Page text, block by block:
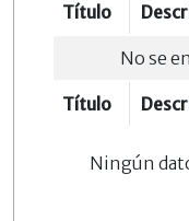
Título
Título
No se
Ningún